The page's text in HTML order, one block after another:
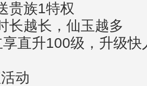
贵族1特权
长越长，仙玉越多
直升100级，升级快
动